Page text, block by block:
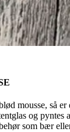
mousse, så
og
som bær